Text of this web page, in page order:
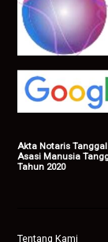
Akta Notaris
Asasi Manusia
Tahun 2020
Tentang Kami